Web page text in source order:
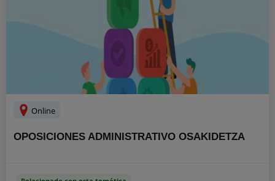
Online
OPOSICIONES ADMINISTRATIVO OSAKIDETZA